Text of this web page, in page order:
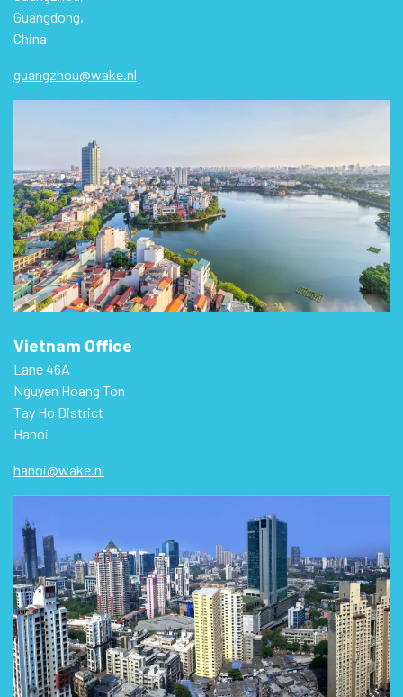
Guangdong,
China
guangzhou@wake.nl
Vietnam Office
Lane 46A
Nguyen Hoang Ton
Tay Ho District
Hanoi
hanoi@wake.nl